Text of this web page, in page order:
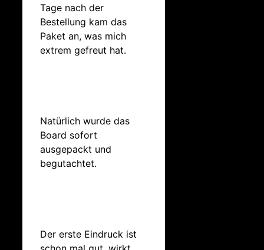
Tage nach der
Bestellung kam das
Paket an, was mich
extrem gefreut hat.
Natürlich wurde das
Board sofort
ausgepackt und
begutachtet.
Der erste Eindruck ist